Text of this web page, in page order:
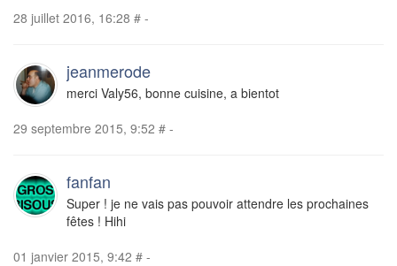
28 juillet 2016, 16:28 # -
jeanmerode
merci Valy56, bonne cuisine, a bientot
29 septembre 2015, 9:52 # -
fanfan
Super ! je ne vais pas pouvoir attendre les prochaines
fêtes ! Hihi
01 janvier 2015, 9:42 # -